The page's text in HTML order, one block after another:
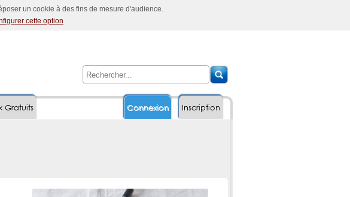
un cookie à des fins de mesure d'audience.
cette option
Inscription
Connexion
Gratuits